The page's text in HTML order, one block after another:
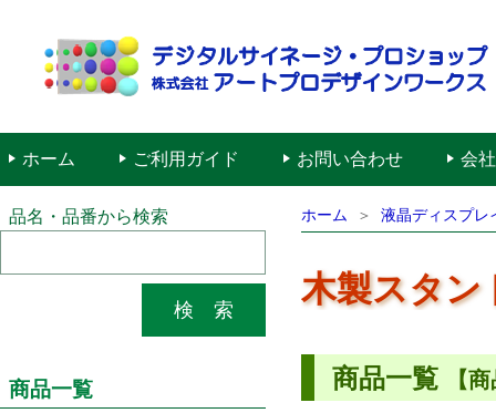
ホーム ご利用ガイド お問い合わせ 会
ホーム 液晶ディスプレ
木製スタン
商品一覧 【
品名・品番から検索
商品一覧